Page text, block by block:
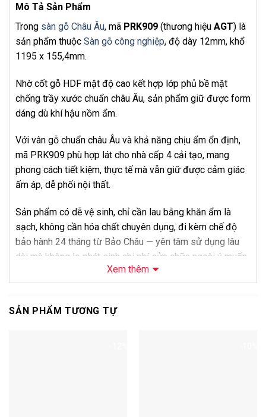
Mô Tả Sản Phẩm
Trong sàn gỗ Châu Âu, mã PRK909 (thương hiệu AGT) là
sản phẩm thuộc Sàn gỗ công nghiệp, độ dày 12mm, khổ
1195 x 155,4mm.
Nhờ cốt gỗ HDF mật độ cao kết hợp lớp phủ bề mặt
chống trầy xước chuẩn châu Âu, sản phẩm giữ được form
dáng dù khí hậu nồm ẩm.
Với vân gỗ chuẩn châu Âu và khả năng chịu ẩm ổn định,
mã PRK909 phù hợp lát cho nhà cấp 4 cải tạo, mang
phong cách tiết kiệm, thực tế mà vẫn giữ được cảm giác
ấm áp, dễ phối nội thất.
Sản phẩm có dễ vệ sinh, chỉ cần lau bằng khăn ẩm là
sạch, không cần hóa chất chuyên dụng, đi kèm chế độ
bảo hành 24 tháng từ Bảo Châu — yên tâm sử dụng lâu
dài mà không lo phát sinh chi phí sửa chữa ngoài ý muốn.
Về giá bán, khách hàng chọn AGT Efect thường vì muốn
biệt thự hoặc căn hộ cao cấp. Liên hệ Bảo Châu để được
Xem thêm
SẢN PHẨM TƯƠNG TỰ